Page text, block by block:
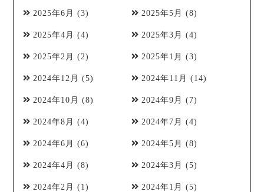
2025年6月 (3) 2025年5月 (8)
2025年4月 (4) 2025年3月 (4)
2025年2月 (2) 2025年1月 (3)
2024年12月 (5) 2024年11月 (14)
2024年10月 (8) 2024年9月 (7)
2024年8月 (4) 2024年7月 (4)
2024年6月 (6) 2024年5月 (8)
2024年4月 (8) 2024年3月 (5)
2024年2月 (1) 2024年1月 (5)